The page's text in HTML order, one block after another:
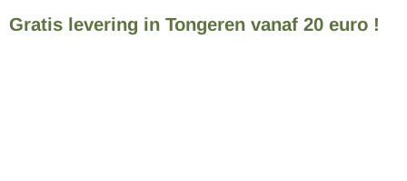
Gratis levering in Tongeren vanaf 20 euro !